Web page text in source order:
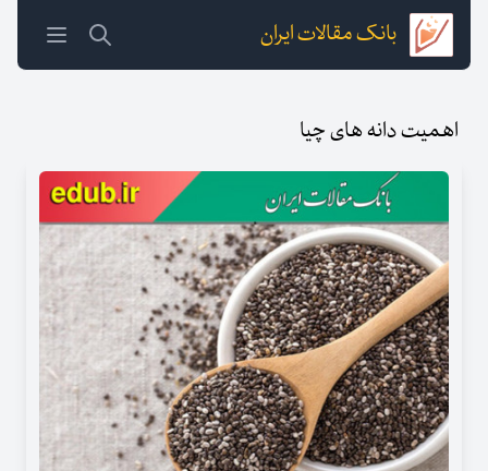
بانک مقالات ایران
اهمیت دانه های چیا